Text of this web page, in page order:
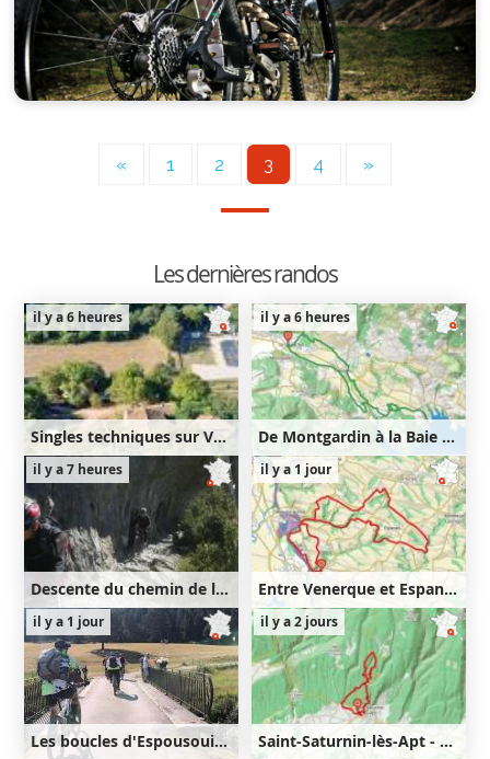
« 1 2 3 4 »
Les dernières randos
il y a 6 heures
Singles techniques sur Venasque puis Notre-Dame des Anges
47km
1330m
1330m
il y a 6 heures
De Montgardin à la Baie Saint-Michel
22km
540m
540m
il y a 7 heures
Descente du chemin de la Mâture
16km
660m
660m
il y a 1 jour
Entre Venerque et Espanès
25km
450m
450m
il y a 1 jour
Les boucles d'Espousouille
il y a 2 jours
Saint-Saturnin-lès-Apt - Lourète - Redony